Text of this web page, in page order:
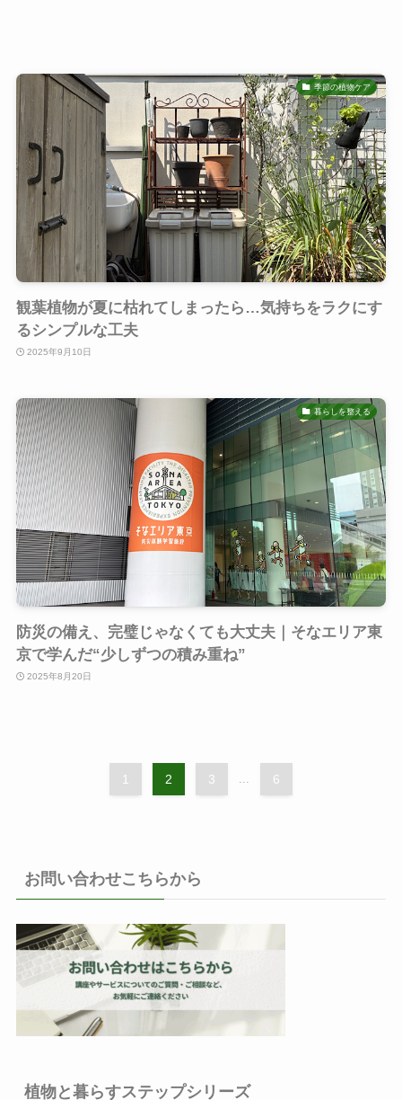
季節の植物ケア
観葉植物が夏に枯れてしまったら…気持ちをラクにす
るシンプルな工夫
2025年9月10日
暮らしを整える
防災の備え、完璧じゃなくても大丈夫｜そなエリア東
京で学んだ“少しずつの積み重ね”
2025年8月20日
1 2 3 6
お問い合わせこちらから
植物と暮らすステップシリーズ